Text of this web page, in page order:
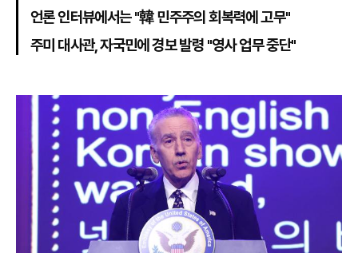
언론 인터뷰에서는 "韓 민주주의 회복력에 고무"
주미 대사관, 자국민에 경보 발령 "영사 업무 중단"